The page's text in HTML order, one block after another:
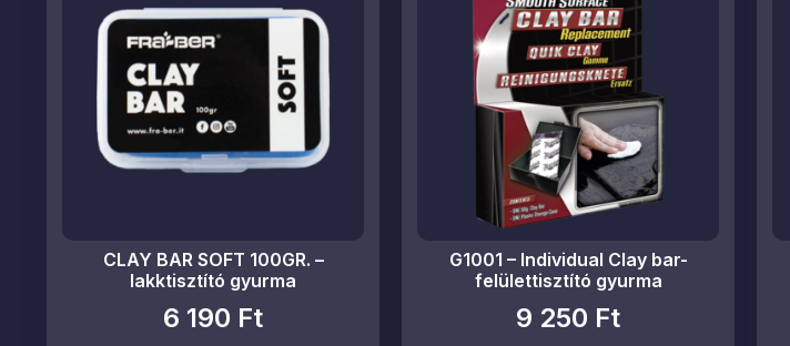
CLAY BAR SOFT 100GR. –
lakktisztító gyurma
6 190 Ft
G1001 – Individual Clay bar-
felülettisztító gyurma
9 250 Ft